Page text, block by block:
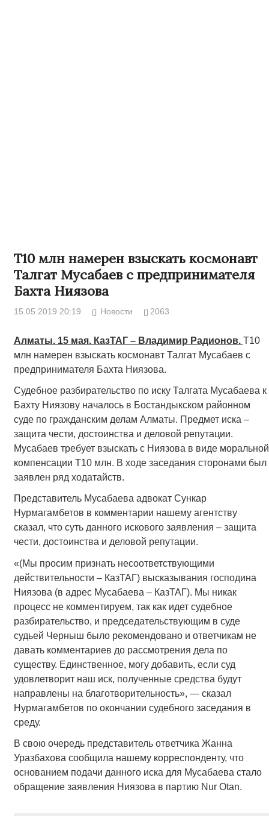
Т10 млн намерен взыскать космонавт
Талгат Мусабаев с предпринимателя
Бахта Ниязова
15.05.2019 20:19 Новости 2063
Алматы. 15 мая. КазТАГ – Владимир Радионов. Т10
млн намерен взыскать космонавт Талгат Мусабаев с
предпринимателя Бахта Ниязова.
Судебное разбирательство по иску Талгата Мусабаева к
Бахту Ниязову началось в Бостандыкском районном
суде по гражданским делам Алматы. Предмет иска –
защита чести, достоинства и деловой репутации.
Мусабаев требует взыскать с Ниязова в виде моральной
компенсации Т10 млн. В ходе заседания сторонами был
заявлен ряд ходатайств.
Представитель Мусабаева адвокат Сункар
Нурмагамбетов в комментарии нашему агентству
сказал, что суть данного искового заявления – защита
чести, достоинства и деловой репутации.
«(Мы просим признать несоответствующими
действительности – КазТАГ) высказывания господина
Ниязова (в адрес Мусабаева – КазТАГ). Мы никак
процесс не комментируем, так как идет судебное
разбирательство, и председательствующим в суде
судьей Черныш было рекомендовано и ответчикам не
давать комментариев до рассмотрения дела по
существу. Единственное, могу добавить, если суд
удовлетворит наш иск, полученные средства будут
направлены на благотворительность», — сказал
Нурмагамбетов по окончании судебного заседания в
среду.
В свою очередь представитель ответчика Жанна
Уразбахова сообщила нашему корреспонденту, что
основанием подачи данного иска для Мусабаева стало
обращение заявления Ниязова в партию Nur Otan.